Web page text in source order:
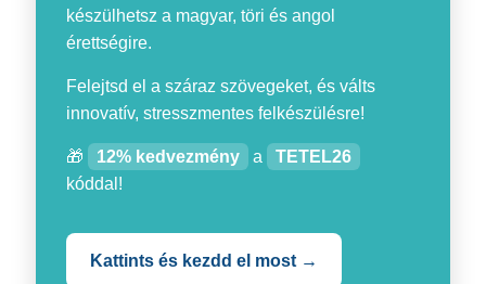
készülhetsz a magyar, töri és angol
érettségire.
Felejtsd el a száraz szövegeket, és válts
innovatív, stresszmentes felkészülésre!
🎁 12% kedvezmény a
TETEL26
kóddal!
Kattints és kezdd el most →